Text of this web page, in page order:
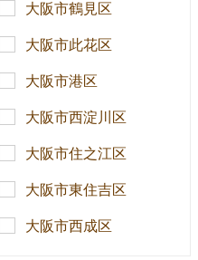
大阪市鶴見区
大阪市此花区
大阪市港区
大阪市西淀川区
大阪市住之江区
大阪市東住吉区
大阪市西成区